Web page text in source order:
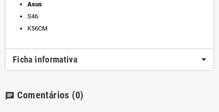
Asus
S46
K56CM
Ficha informativa
chat Comentários (0)